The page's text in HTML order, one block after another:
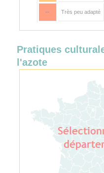
-- Très peu adapté
Pratiques
l'azote